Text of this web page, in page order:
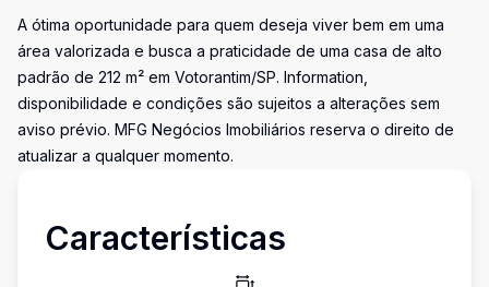
A ótima oportunidade para quem deseja viver bem em uma
área valorizada e busca a praticidade de uma casa de alto
padrão de 212 m² em Votorantim/SP. Information,
disponibilidade e condições são sujeitos a alterações sem
aviso prévio. MFG Negócios Imobiliários reserva o direito de
atualizar a qualquer momento.
Características